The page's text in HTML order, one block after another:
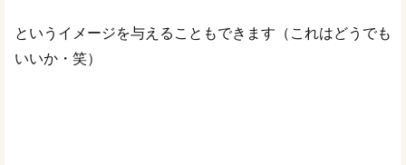
というイメージを与えることもできます（これはどうでも
いいか・笑）